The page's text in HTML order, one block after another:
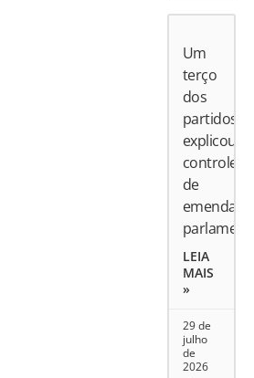
Um
terço
dos
partidos
explicou
controle
de
emendas
LEIA
MAIS
»
29 de
julho
de
2026